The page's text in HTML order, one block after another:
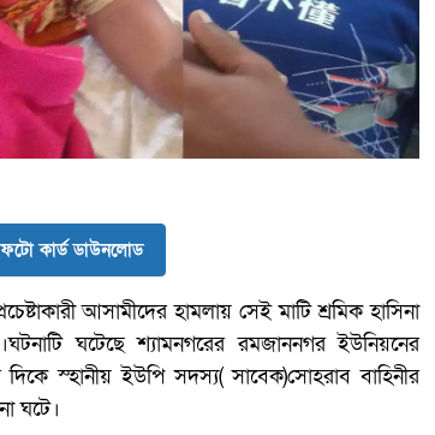
কার্ড ডাউনলোড
আসামীদের হামলায় সেই মাটি শ্রমিক হাসিনা
ঘটেছে শ্যামনগরের রমজাননগর ইউনিয়নের
স্হানীয় ইউপি সদস্য( সাবেক)সোহরাব বাহিনীর
ঘটে।